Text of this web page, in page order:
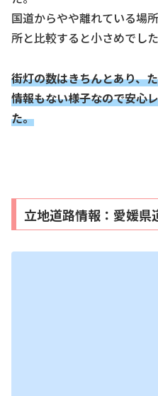
国道からやや離れている場
所と比較すると小さめでした
街灯の数はきちんとあり、
情報もない様子なので安心
た。
立地道路情報：愛媛